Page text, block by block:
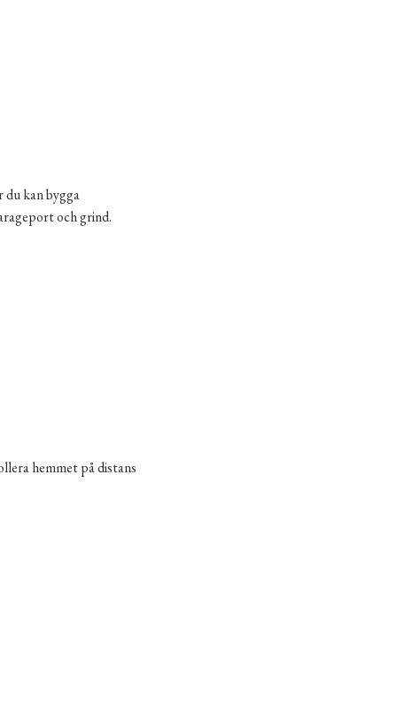
kan bygga
och grind.
hemmet på distans